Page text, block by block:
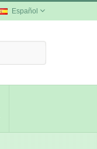
Español